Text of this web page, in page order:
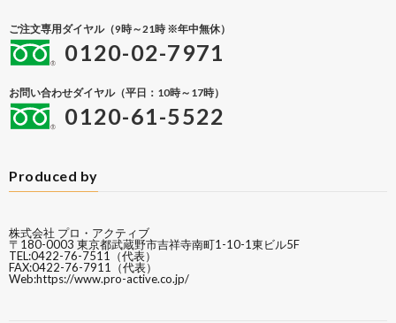
ご注文専用ダイヤル（9時～21時 ※年中無休）
0120-02-7971
お問い合わせダイヤル（平日：10時～17時）
0120-61-5522
Produced by
株式会社 プロ・アクティブ
〒180-0003 東京都武蔵野市吉祥寺南町1-10-1東ビル5F
TEL:0422-76-7511（代表）
FAX:0422-76-7911（代表）
Web:https://www.pro-active.co.jp/